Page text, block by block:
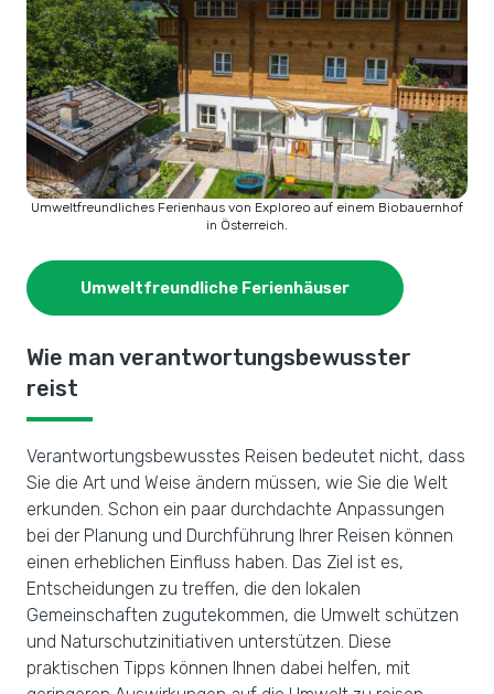
Umweltfreundliches Ferienhaus von Exploreo auf einem Biobauernhof
in Österreich.
Umweltfreundliche Ferienhäuser
Wie man verantwortungsbewusster
reist
Verantwortungsbewusstes Reisen bedeutet nicht, dass
Sie die Art und Weise ändern müssen, wie Sie die Welt
erkunden. Schon ein paar durchdachte Anpassungen
bei der Planung und Durchführung Ihrer Reisen können
einen erheblichen Einfluss haben. Das Ziel ist es,
Entscheidungen zu treffen, die den lokalen
Gemeinschaften zugutekommen, die Umwelt schützen
und Naturschutzinitiativen unterstützen. Diese
praktischen Tipps können Ihnen dabei helfen, mit